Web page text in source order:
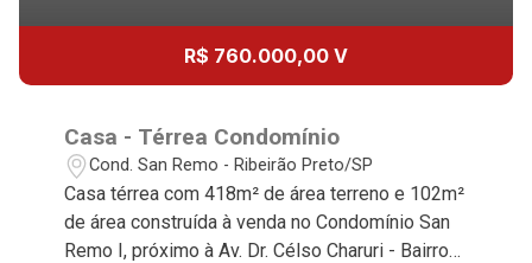
R$ 760.000,00 V
Casa - Térrea Condomínio
Cond. San Remo - Ribeirão Preto/SP
Casa térrea com 418m² de área terreno e 102m²
de área construída à venda no Condomínio San
Remo I, próximo à Av. Dr. Célso Charuri - Bairro